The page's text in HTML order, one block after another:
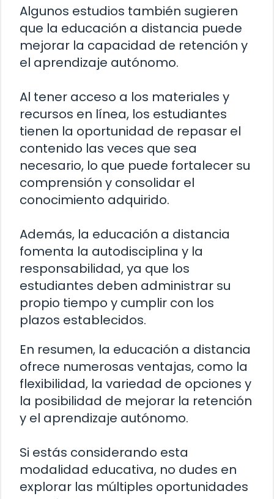
Algunos estudios también sugieren
que la educación a distancia puede
mejorar la capacidad de retención y
el aprendizaje autónomo.
Al tener acceso a los materiales y
recursos en línea, los estudiantes
tienen la oportunidad de repasar el
contenido las veces que sea
necesario, lo que puede fortalecer su
comprensión y consolidar el
conocimiento adquirido.
Además, la educación a distancia
fomenta la autodisciplina y la
responsabilidad, ya que los
estudiantes deben administrar su
propio tiempo y cumplir con los
plazos establecidos.
En resumen, la educación a distancia
ofrece numerosas ventajas, como la
flexibilidad, la variedad de opciones y
la posibilidad de mejorar la retención
y el aprendizaje autónomo.
Si estás considerando esta
modalidad educativa, no dudes en
explorar las múltiples oportunidades